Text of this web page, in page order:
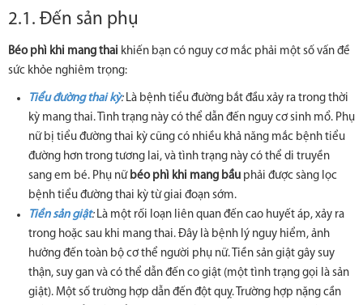
2.1. Đến sản phụ
Béo phì khi mang thai khiến bạn có nguy cơ mắc phải một số vấn đề
sức khỏe nghiêm trọng:
Tiểu đường thai kỳ:Là bệnh tiểu đường bắt đầu xảy ra trong thời
kỳ mang thai. Tình trạng này có thể dẫn đến nguy cơ sinh mổ. Phụ
nữ bị tiểu đường thai kỳ cũng có nhiều khả năng mắc bệnh tiểu
đường hơn trong tương lai, và tình trạng này có thể di truyền
sang em bé. Phụ nữ béo phì khi mang bầu phải được sàng lọc
bệnh tiểu đường thai kỳ từ giai đoạn sớm.
Tiền sản giật:Là một rối loạn liên quan đến cao huyết áp, xảy ra
trong hoặc sau khi mang thai. Đây là bệnh lý nguy hiểm, ảnh
hưởng đến toàn bộ cơ thể người phụ nữ. Tiền sản giật gây suy
thận, suy gan và có thể dẫn đến co giật (một tình trạng gọi là sản
giật). Một số trường hợp dẫn đến đột quỵ. Trường hợp nặng cần